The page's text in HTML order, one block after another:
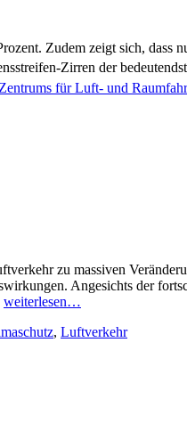
Zudem zeigt sich,
Zirren der
für Luft- und
zu massiven
Angesichts der
weiterlesen…
, Luftverkehr